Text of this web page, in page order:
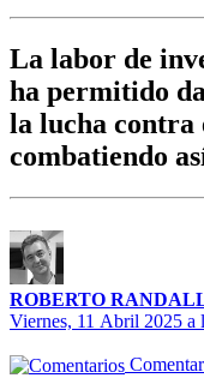
La labor de
ha permitido
la lucha contra
combatiendo
ROBERTO
Viernes, 11 Abril 2025 a